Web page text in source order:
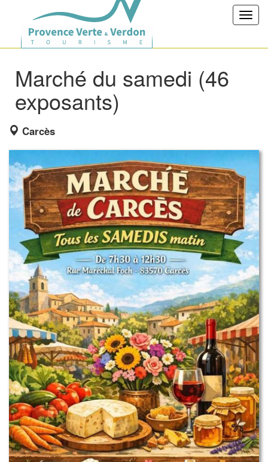
Marché du samedi (46
exposants)
Carcès